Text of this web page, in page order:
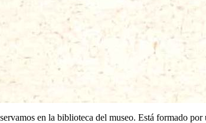
en la biblioteca del museo. Está formado